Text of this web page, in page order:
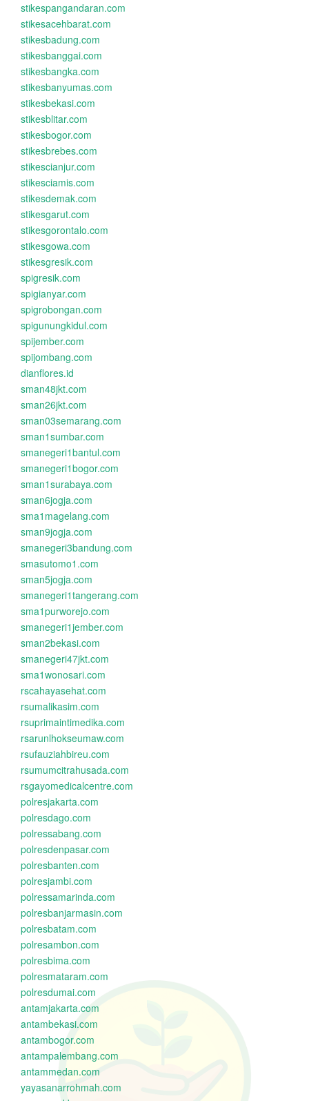
stikespangandaran.com
stikesacehbarat.com
stikesbadung.com
stikesbanggai.com
stikesbangka.com
stikesbanyumas.com
stikesbekasi.com
stikesblitar.com
stikesbogor.com
stikesbrebes.com
stikescianjur.com
stikesciamis.com
stikesdemak.com
stikesgarut.com
stikesgorontalo.com
stikesgowa.com
stikesgresik.com
spigresik.com
spigianyar.com
spigrobongan.com
spigunungkidul.com
spijember.com
spijombang.com
dianflores.id
sman48jkt.com
sman26jkt.com
sman03semarang.com
sman1sumbar.com
smanegeri1bantul.com
smanegeri1bogor.com
sman1surabaya.com
sman6jogja.com
sma1magelang.com
sman9jogja.com
smanegeri3bandung.com
smasutomo1.com
sman5jogja.com
smanegeri1tangerang.com
sma1purworejo.com
smanegeri1jember.com
sman2bekasi.com
smanegeri47jkt.com
sma1wonosari.com
rscahayasehat.com
rsumalikasim.com
rsuprimaintimedika.com
rsarunlhokseumaw.com
rsufauziahbireu.com
rsumumcitrahusada.com
rsgayomedicalcentre.com
polresjakarta.com
polresdago.com
polressabang.com
polresdenpasar.com
polresbanten.com
polresjambi.com
polressamarinda.com
polresbanjarmasin.com
polresbatam.com
polresambon.com
polresbima.com
polresmataram.com
polresdumai.com
antamjakarta.com
antambekasi.com
antambogor.com
antampalembang.com
antammedan.com
yayasanarrohmah.com